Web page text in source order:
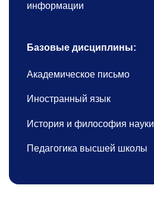
информации
Базовые дисциплины:
Академическое письмо
Иностранный язык
История и философия науки
Педагогика высшей школы